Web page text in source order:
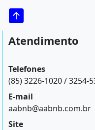
Atendimento
Telefones
(85) 3226-1020 / 3254-
E-mail
aabnb@aabnb.com.br
Site